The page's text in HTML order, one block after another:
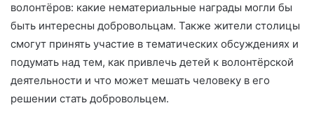
волонтёров: какие нематериальные награды могли бы
быть интересны добровольцам. Также жители столицы
смогут принять участие в тематических обсуждениях и
подумать над тем, как привлечь детей к волонтёрской
деятельности и что может мешать человеку в его
решении стать добровольцем.